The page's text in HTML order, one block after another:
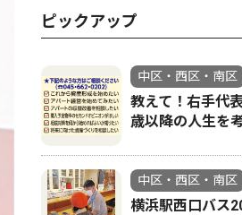
ピックアップ
中区・西区・南区
教えて！右手代
歳以降の人生を
中区・西区・南区
横浜駅西口バス